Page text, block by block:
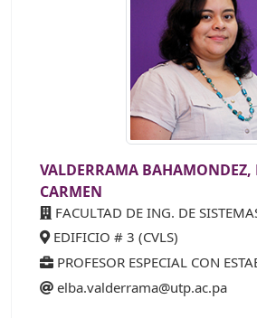
VALDERRAMA BAHAMONDEZ,
CARMEN
FACULTAD DE ING. DE SISTEMAS
EDIFICIO # 3 (CVLS)
PROFESOR ESPECIAL CON ESTABILIDAD
elba.valderrama@utp.ac.pa